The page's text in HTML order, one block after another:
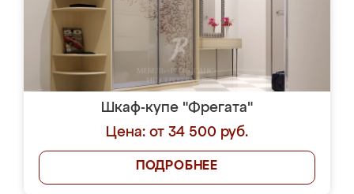
Шкаф-купе "Фрегата"
Цена: от 34 500 руб.
ПОДРОБНЕЕ